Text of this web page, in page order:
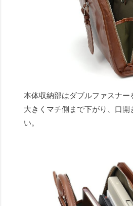
本体収納部はダブルファスナー
大きくマチ側まで下がり、口開
い。